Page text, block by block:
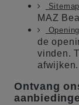
MAZ
de
vinden.
afwijken.
Ontvang